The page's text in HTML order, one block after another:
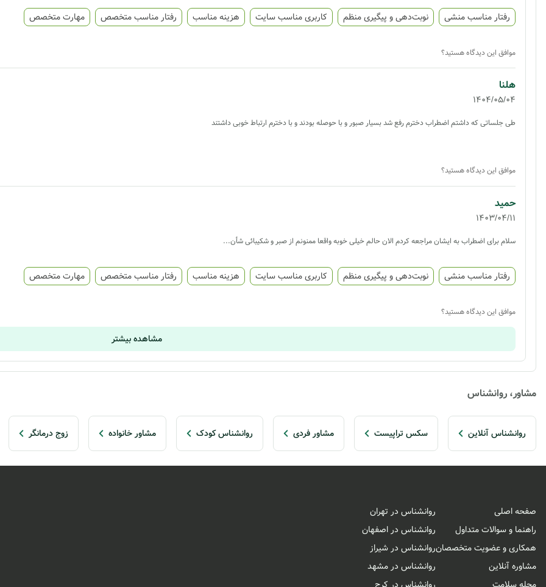
رفتار مناسب منشی نوبت‌دهی و پیگیری منظم کاربری مناسب سایت هزینه مناسب رفتار مناسب متخصص مهارت متخصص
موافق این دیدگاه هستید؟
هلنا
1404/05/04
طی جلساتی که داشتم اضطراب دخترم رفع شد بسیار صبور و با حوصله بودند و با دخترم ارتباط خوبی داشتند
موافق این دیدگاه هستید؟
حمید
1403/04/11
سلام برای اضطراب به ایشان مراجعه کردم الان حالم خیلی خوبه واقعا ممنونم از صبر و شکیبائی شأن...
رفتار مناسب منشی نوبت‌دهی و پیگیری منظم کاربری مناسب سایت هزینه مناسب رفتار مناسب متخصص مهارت متخصص
موافق این دیدگاه هستید؟
مشاهده بیشتر
مشاور، روانشناس
روانشناس آنلاین سکس تراپیست مشاور فردی روانشناس کودک مشاور خانواده زوج درمانگر
صفحه اصلی
راهنما و سوالات متداول
همکاری و عضویت متخصصان
مشاوره آنلاین
روانشناس در تهران
روانشناس در اصفهان
روانشناس در شیراز
روانشناس در مشهد